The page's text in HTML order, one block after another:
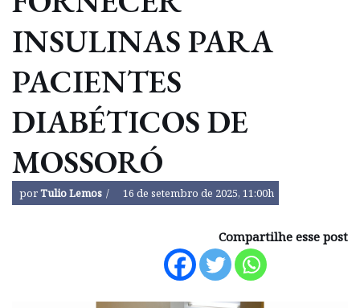
INSULINAS PARA
PACIENTES
DIABÉTICOS DE
MOSSORÓ
porTulio Lemos 16 de setembro de 2025, 11:00h
Compartilhe esse post